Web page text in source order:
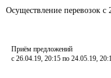
Осуществление перевозок с
Приём предложений
с 26.04.19, 20:15 по 24.05.19,